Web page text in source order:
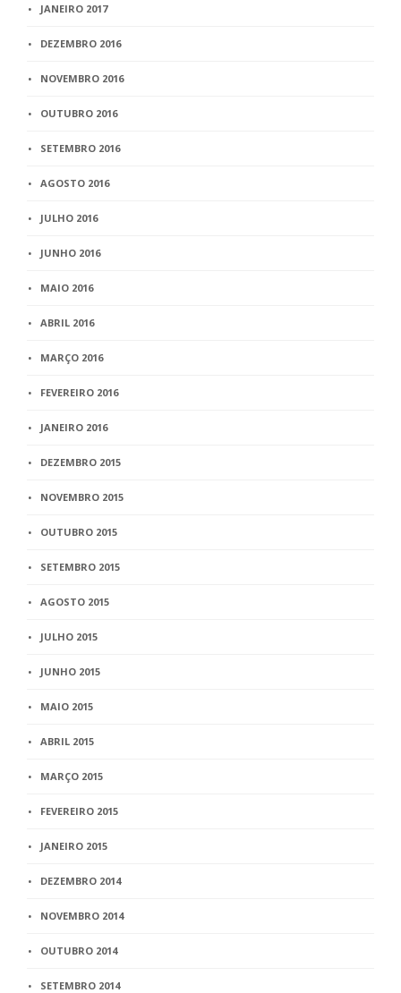
JANEIRO 2017
DEZEMBRO 2016
NOVEMBRO 2016
OUTUBRO 2016
SETEMBRO 2016
AGOSTO 2016
JULHO 2016
JUNHO 2016
MAIO 2016
ABRIL 2016
MARÇO 2016
FEVEREIRO 2016
JANEIRO 2016
DEZEMBRO 2015
NOVEMBRO 2015
OUTUBRO 2015
SETEMBRO 2015
AGOSTO 2015
JULHO 2015
JUNHO 2015
MAIO 2015
ABRIL 2015
MARÇO 2015
FEVEREIRO 2015
JANEIRO 2015
DEZEMBRO 2014
NOVEMBRO 2014
OUTUBRO 2014
SETEMBRO 2014